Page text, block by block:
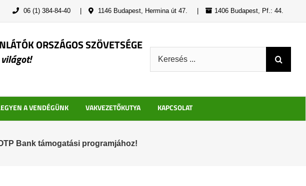
06 (1) 384-84-40 1146 Budapest, Hermina út 47. 1406 Budapest, Pf.: 44.
ORSZÁGOS SZÖVETSÉGE
A VENDÉGÜNK VAKVEZETŐKUTYA KAPCSOLAT
Bank támogatási programjához!